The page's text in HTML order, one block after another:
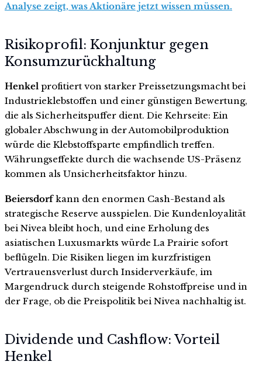
Analyse zeigt, was Aktionäre jetzt wissen müssen.
Risikoprofil: Konjunktur gegen
Konsumzurückhaltung
Henkel profitiert von starker Preissetzungsmacht bei
Industrieklebstoffen und einer günstigen Bewertung,
die als Sicherheitspuffer dient. Die Kehrseite: Ein
globaler Abschwung in der Automobilproduktion
würde die Klebstoffsparte empfindlich treffen.
Währungseffekte durch die wachsende US-Präsenz
kommen als Unsicherheitsfaktor hinzu.
Beiersdorfkann den enormen Cash-Bestand als
strategische Reserve ausspielen. Die Kundenloyalität
bei Nivea bleibt hoch, und eine Erholung des
asiatischen Luxusmarkts würde La Prairie sofort
beflügeln. Die Risiken liegen im kurzfristigen
Vertrauensverlust durch Insiderverkäufe, im
Margendruck durch steigende Rohstoffpreise und in
der Frage, ob die Preispolitik bei Nivea nachhaltig ist.
Dividende und Cashflow: Vorteil
Henkel